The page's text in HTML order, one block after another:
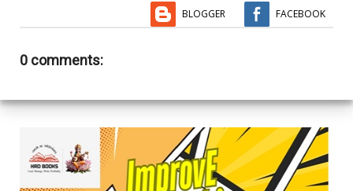
BLOGGER FACEBOOK
0 comments: